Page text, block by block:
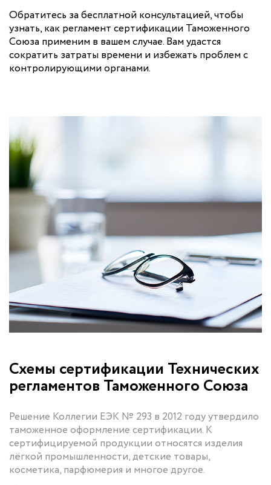
Обратитесь за бесплатной консультацией, чтобы
узнать, как регламент сертификации Таможенного
Союза применим в вашем случае. Вам удастся
сократить затраты времени и избежать проблем с
контролирующими органами.
Схемы сертификации Технических
регламентов Таможенного Союза
Решение Коллегии ЕЭК № 293 в 2012 году утвердило
таможенное оформление сертификации. К
сертифицируемой продукции относятся изделия
лёгкой промышленности, детские товары,
косметика, парфюмерия и многое другое.